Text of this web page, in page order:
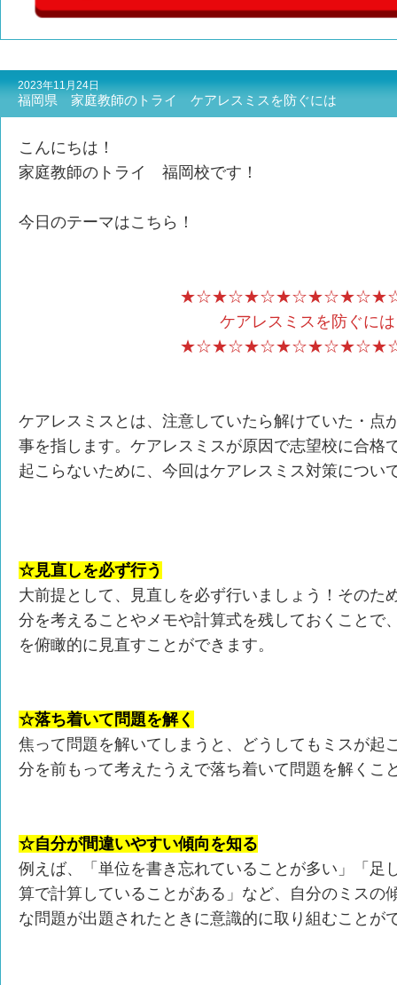
2023年11月24日
福岡県 家庭教師のトライ ケアレスミスを防ぐには
こんにちは！
家庭教師のトライ 福岡校です！
今日のテーマはこちら！
ケアレスミスを防ぐには
ケアレスミスとは、注意していたら解けていた・点
事を指します。ケアレスミスが原因で志望校に合
起こらないために、今回はケアレスミス対策につい
☆見直しを必ず行う
大前提として、見直しを必ず行いましょう！そのた
分を考えることやメモや計算式を残しておくことで
を俯瞰的に見直すことができます。
☆落ち着いて問題を解く
焦って問題を解いてしまうと、どうしてもミスが起
分を前もって考えたうえで落ち着いて問題を解くこ
☆自分が間違いやすい傾向を知る
例えば、「単位を書き忘れていることが多い」「足
算で計算していることがある」など、自分のミスの
な問題が出題されたときに意識的に取り組むことが